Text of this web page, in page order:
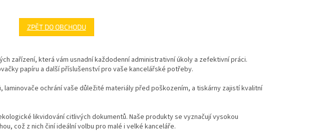
ZPĚT DO OBCHODU
zařízení, která vám usnadní každodenní administrativní úkoly a zefektivní práci.
papíru a další příslušenství pro vaše kancelářské potřeby.
laminovače ochrání vaše důležité materiály před poškozením, a tiskárny zajistí kvalitní
likvidování citlivých dokumentů. Naše produkty se vyznačují vysokou
což z nich činí ideální volbu pro malé i velké kanceláře.